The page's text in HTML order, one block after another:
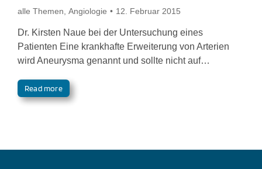
alle Themen Angiologie 12. Februar 2015
Dr. Kirsten Naue bei der Untersuchung eines
Patienten Eine krankhafte Erweiterung von Arterien
wird Aneurysma genannt und sollte nicht auf…
Read more